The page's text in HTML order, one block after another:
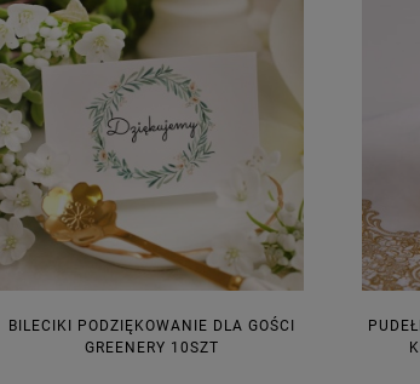
BILECIKI PODZIĘKOWANIE DLA GOŚCI
GREENERY 10SZT